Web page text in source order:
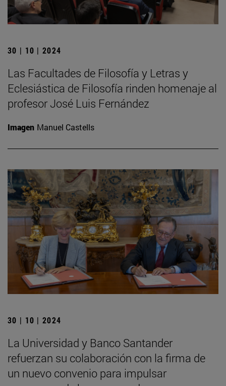
30 | 10 | 2024
Las Facultades de Filosofía y Letras y
Eclesiástica de Filosofía rinden homenaje al
profesor José Luis Fernández
Imagen Manuel Castells
30 | 10 | 2024
La Universidad y Banco Santander
refuerzan su colaboración con la firma de
un nuevo convenio para impulsar